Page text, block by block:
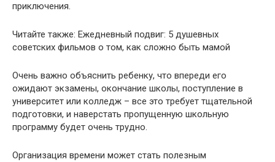
приключения.
Читайте также: Ежедневный подвиг: 5 душевных
советских фильмов о том, как сложно быть мамой
Очень важно объяснить ребенку, что впереди его
ожидают экзамены, окончание школы, поступление в
университет или колледж – все это требует тщательной
подготовки, и наверстать пропущенную школьную
программу будет очень трудно.
Организация времени может стать полезным